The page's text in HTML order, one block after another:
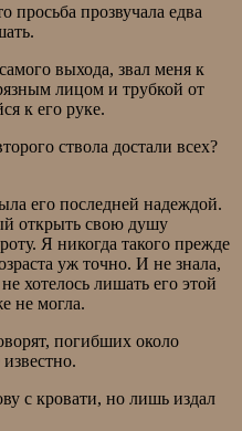
прозвучала едва
выхода, звал меня к
лицом и трубкой от
к его руке.
ствола достали всех?
его последней надеждой.
открыть свою душу
Я никогда такого прежде
уж точно. И не знала,
хотелось лишать его этой
не могла.
погибших около
с кровати, но лишь издал